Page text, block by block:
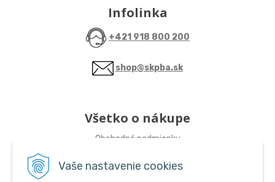
Vaše nastavenie cookies
Infolinka
+421 918 800 200
shop@skpba.sk
Všetko o nákupe
Obchodné podmienky
Sledujte nás